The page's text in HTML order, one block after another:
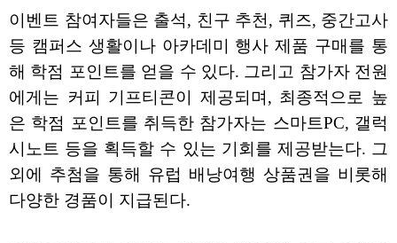
이벤트 참여자들은 출석, 친구 추천, 퀴즈, 중간고사
등 캠퍼스 생활이나 아카데미 행사 제품 구매를 통
해 학점 포인트를 얻을 수 있다. 그리고 참가자 전원
에게는 커피 기프티콘이 제공되며, 최종적으로 높
은 학점 포인트를 취득한 참가자는 스마트PC, 갤럭
시노트 등을 획득할 수 있는 기회를 제공받는다. 그
외에 추첨을 통해 유럽 배낭여행 상품권을 비롯해
다양한 경품이 지급된다.